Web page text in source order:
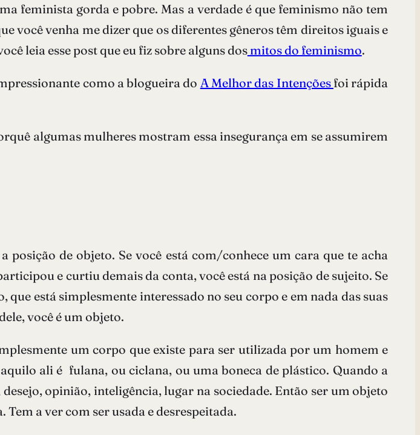
feminista gorda e pobre. Mas a verdade é que feminismo não tem
você venha me dizer que os diferentes gêneros têm direitos iguais e
leia esse post que eu fiz sobre alguns dosmitos do feminismo.
como a blogueira do A Melhor das Intenções foi rápida
algumas mulheres mostram essa insegurança em se assumirem
de objeto. Se você está com/conhece um cara que te acha
e curtiu demais da conta, você está na posição de sujeito. Se
está simplesmente interessado no seu corpo e em nada das suas
você é um objeto.
um corpo que existe para ser utilizada por um homem e
ali é fulana, ou ciclana, ou uma boneca de plástico. Quando a
opinião, inteligência, lugar na sociedade. Então ser um objeto
Tem a ver com ser usada e desrespeitada.